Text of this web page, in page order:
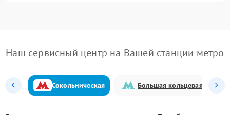
Наш сервисный центр на Вашей станции метро
Сокольническая Большая кольцевая